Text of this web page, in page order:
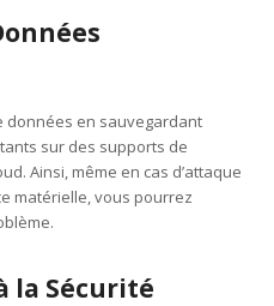
données en sauvegardant
sur des supports de
Ainsi, même en cas d’attaque
matérielle, vous pourrez
la Sécurité